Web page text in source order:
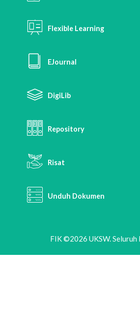
Flexible Learning
EJournal
DigiLib
Repository
Risat
Unduh Dokumen
FIK ©2026 UKSW. Seluruh